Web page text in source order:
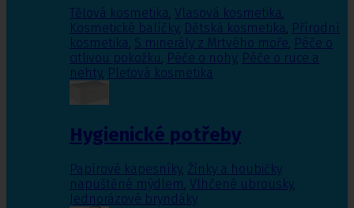
Tělová kosmetika, Vlasová kosmetika,
Kosmetické balíčky, Dětská kosmetika, Přírodní
kosmetika, S minerály z Mrtvého moře, Péče o
citlivou pokožku, Péče o nohy, Péče o ruce a
nehty, Pleťová kosmetika
Hygienické potřeby
Papírové kapesníky, Žínky a houbičky
napuštěné mýdlem, Vlhčené ubrousky,
Jednorázové bryndáky